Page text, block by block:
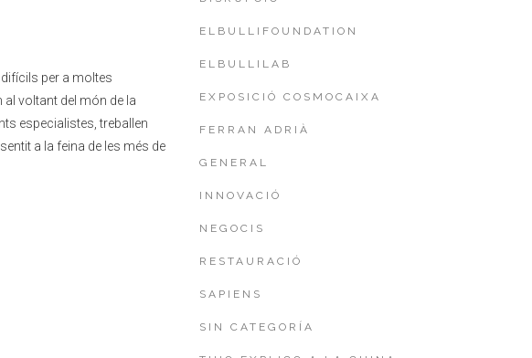
per a moltes
al voltant del món de la
especialistes, treballen
a la feina de les més de
ELBULLIFOUNDATION
ELBULLILAB
EXPOSICIÓ COSMOCAIXA
FERRAN ADRIÀ
GENERAL
INNOVACIÓ
NEGOCIS
RESTAURACIÓ
SAPIENS
SIN CATEGORÍA